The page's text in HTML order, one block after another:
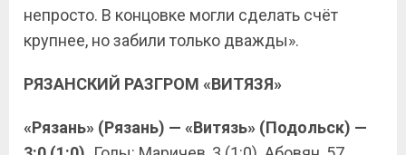
непросто. В концовке могли сделать счёт
крупнее, но забили только дважды».
РЯЗАНСКИЙ РАЗГРОМ «ВИТЯЗЯ»
«Рязань» (Рязань) — «Витязь» (Подольск) —